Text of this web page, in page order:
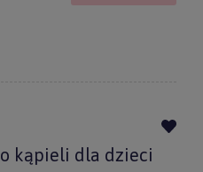
kąpieli dla dzieci